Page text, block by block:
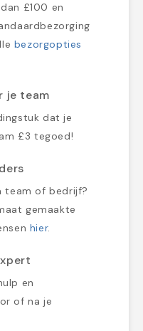
£100 en
bezorgopties
je team
dat je
£3 tegoed!
team of bedrijf?
gemaakte
hier.
en
of na je